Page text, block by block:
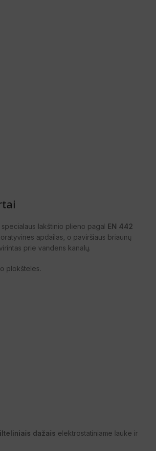
lakštinio plieno pagal EN 442
apdailas, o paviršiaus briaunų
prie vandens kanalų.
plokšteles.
dažais elektrostatiniame lauke ir